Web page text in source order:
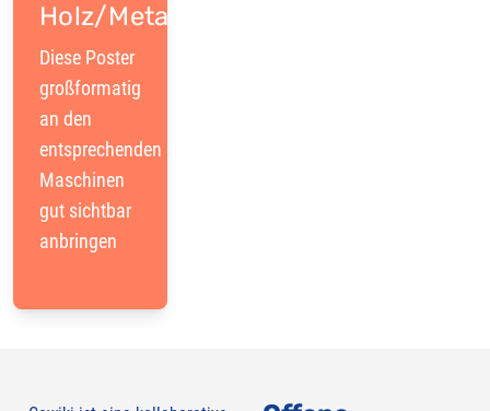
Holz/Metall
Diese Poster
großformatig
an den
entsprechenden
Maschinen
gut sichtbar
anbringen